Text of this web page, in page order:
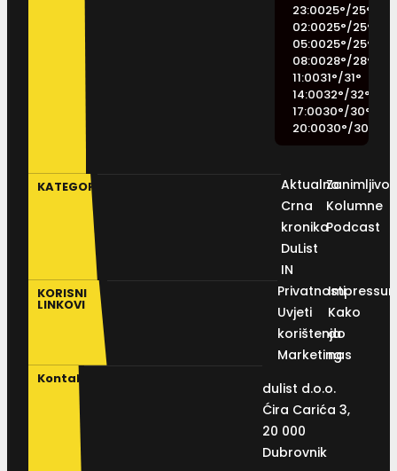
23:0025°/25°
02:0025°/25°
05:0025°/25°
08:0028°/28°
11:0031°/31°
14:0032°/32°
17:0030°/30°
20:0030°/30
KATEGORIJE
Aktualno
Crna
kronika
DuList
IN
Kolumne
Podcast
KORISNI
LINKOVI
Privatnosti
Uvjeti
korištenja
Marketing
Kako
do
nas
Kontakt
dulist d.o.o.
Ćira Carića 3,
20 000
Dubrovnik